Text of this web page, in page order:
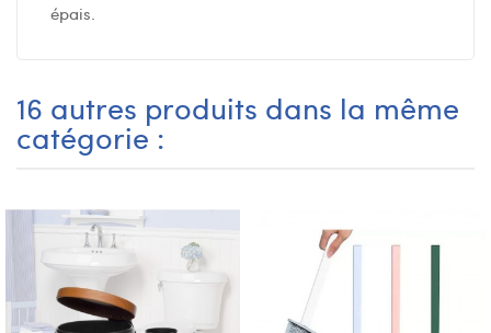
épais.
16 autres produits dans la même
catégorie :